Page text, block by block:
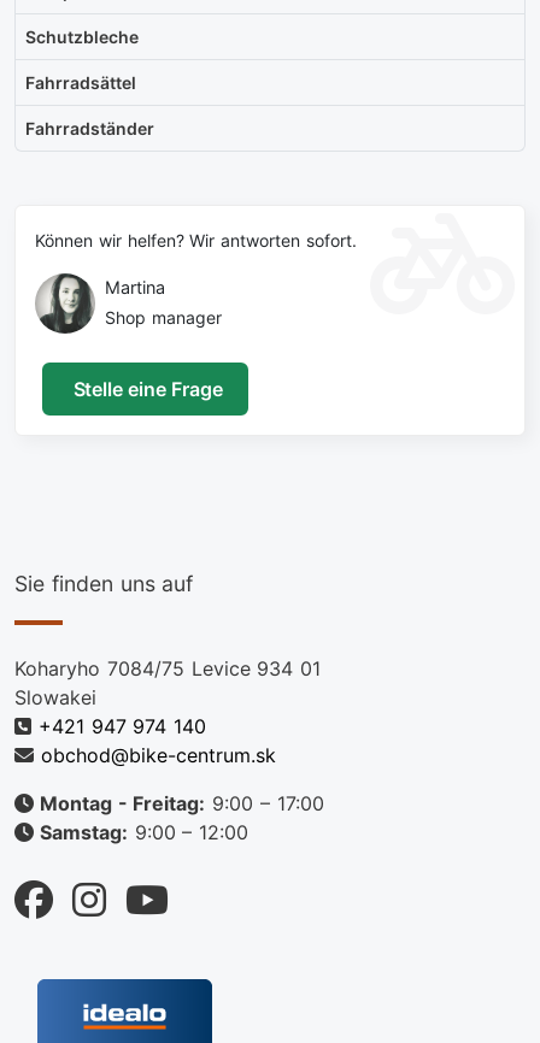
Schutzbleche
Fahrradsättel
Fahrradständer
Können wir helfen? Wir antworten sofort.
Martina
Shop manager
Stelle eine Frage
Sie finden uns auf
Koharyho 7084/75 Levice 934 01
Slowakei
+421 947 974 140
obchod@bike-centrum.sk
Montag - Freitag: 9:00 – 17:00
Samstag: 9:00 – 12:00